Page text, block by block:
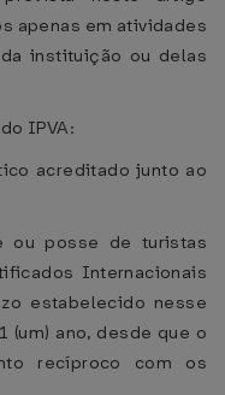
apenas em atividades
instituição ou delas
IPVA:
acreditado junto ao
posse de turistas
Internacionais
estabelecido nesse
(um) ano, desde que o
recíproco com os